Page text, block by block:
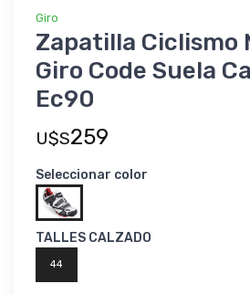
Giro
Zapatilla Ciclismo
Giro Code Suela
Ec90
U$S259
Seleccionar color
TALLES CALZADO
44